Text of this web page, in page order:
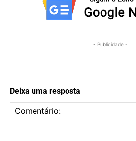
- Publicidade -
Deixa uma resposta